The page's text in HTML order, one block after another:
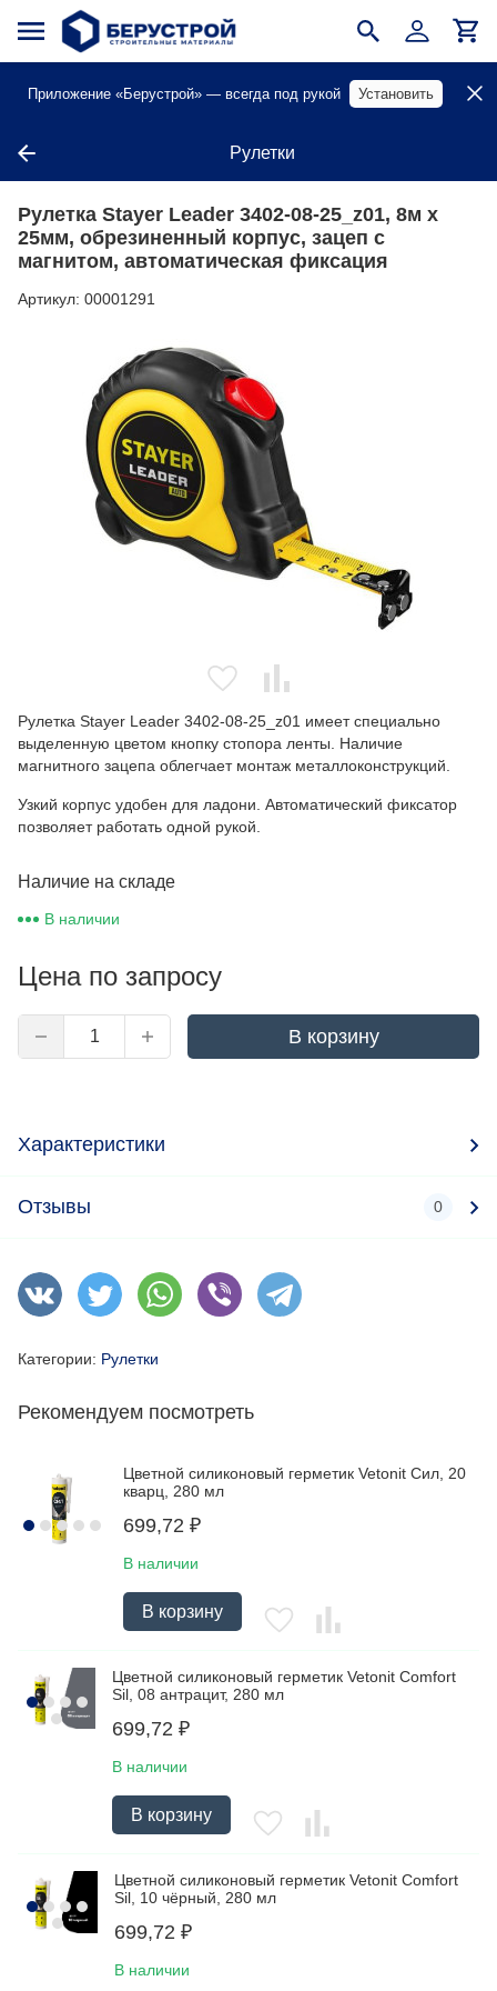
Приложение «Берустрой» — всегда под рукой Установить
Рулетки
Рулетка Stayer Leader 3402-08-25_z01, 8м х
25мм, обрезиненный корпус, зацеп с
магнитом, автоматическая фиксация
Артикул: 00001291
Рулетка Stayer Leader 3402-08-25_z01 имеет специально
выделенную цветом кнопку стопора ленты. Наличие
магнитного зацепа облегчает монтаж металлоконструкций.
Узкий корпус удобен для ладони. Автоматический фиксатор
позволяет работать одной рукой.
Наличие на складе
В наличии
Цена по запросу
В корзину
Характеристики
Отзывы 0
Категории: Рулетки
Рекомендуем посмотреть
Цветной силиконовый герметик Vetonit Сил, 20
кварц, 280 мл
699,72 ₽
В наличии
В корзину
Цветной силиконовый герметик Vetonit Comfort
Sil, 08 антрацит, 280 мл
699,72 ₽
В наличии
В корзину
Цветной силиконовый герметик Vetonit Comfort
Sil, 10 чёрный, 280 мл
699,72 ₽
В наличии